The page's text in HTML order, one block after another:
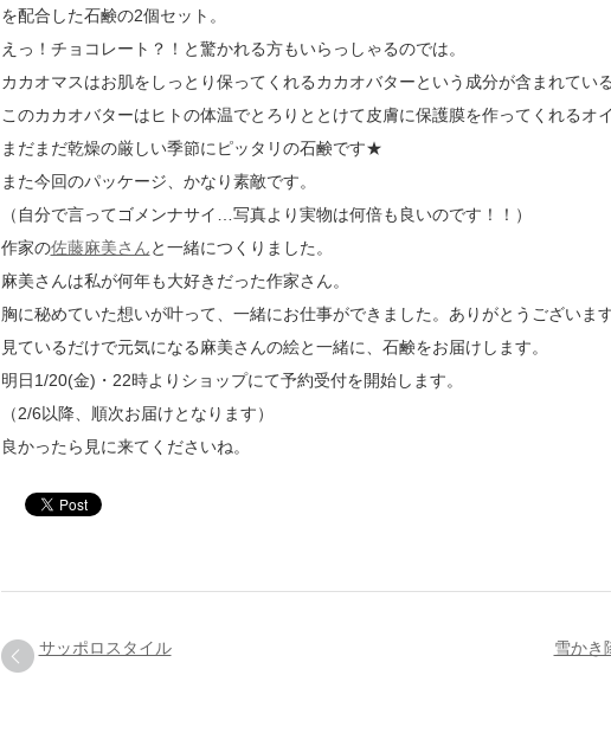
を配合した石鹸の2個セット。
えっ！チョコレート？！と驚かれる方もいらっしゃるのでは。
カカオマスはお肌をしっとり保ってくれるカカオバターという成分が含まれてい
このカカオバターはヒトの体温でとろりととけて皮膚に保護膜を作ってくれるオ
まだまだ乾燥の厳しい季節にピッタリの石鹸です★
また今回のパッケージ、かなり素敵です。
（自分で言ってゴメンナサイ…写真より実物は何倍も良いのです！！）
作家の佐藤麻美さんと一緒につくりました。
麻美さんは私が何年も大好きだった作家さん。
胸に秘めていた想いが叶って、一緒にお仕事ができました。ありがとうございま
見ているだけで元気になる麻美さんの絵と一緒に、石鹸をお届けします。
明日1/20(金)・22時よりショップにて予約受付を開始します。
（2/6以降、順次お届けとなります）
良かったら見に来てくださいね。
サッポロスタイル 雪かき